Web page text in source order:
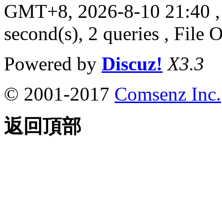
GMT+8, 2026-8-10 21:40
second(s), 2 queries , File
Powered by Discuz! X3.3
© 2001-2017 Comsenz Inc.
返回頂部